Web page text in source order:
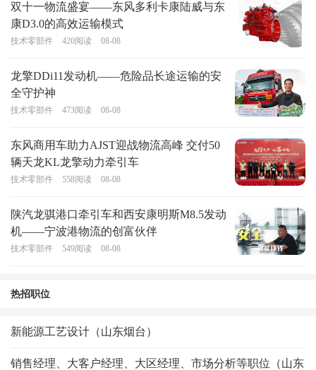
双十一物流盛宴——东风多利卡康陆威与东
康D3.0的高效运输模式
技术零部件 420阅读 08-08
龙擎DDi11发动机——危险品长途运输的安
全守护神
技术零部件 473阅读 08-08
东风商用车助力AJST迎战物流高峰 交付50
辆天龙KL龙擎动力牵引车
技术零部件 558阅读 08-08
陕汽龙骐港口牵引车和西安康明斯M8.5发动
机——宁波港物流的创富伙伴
技术零部件 549阅读 08-08
热招职位
新能源工艺设计（山东烟台）
销售经理、大客户经理、大区经理、市场分析等职位（山东